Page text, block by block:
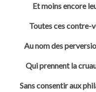
Et moins encore
Toutes ces contre-
Au nom des
Qui prennent la
Sans consentir aux